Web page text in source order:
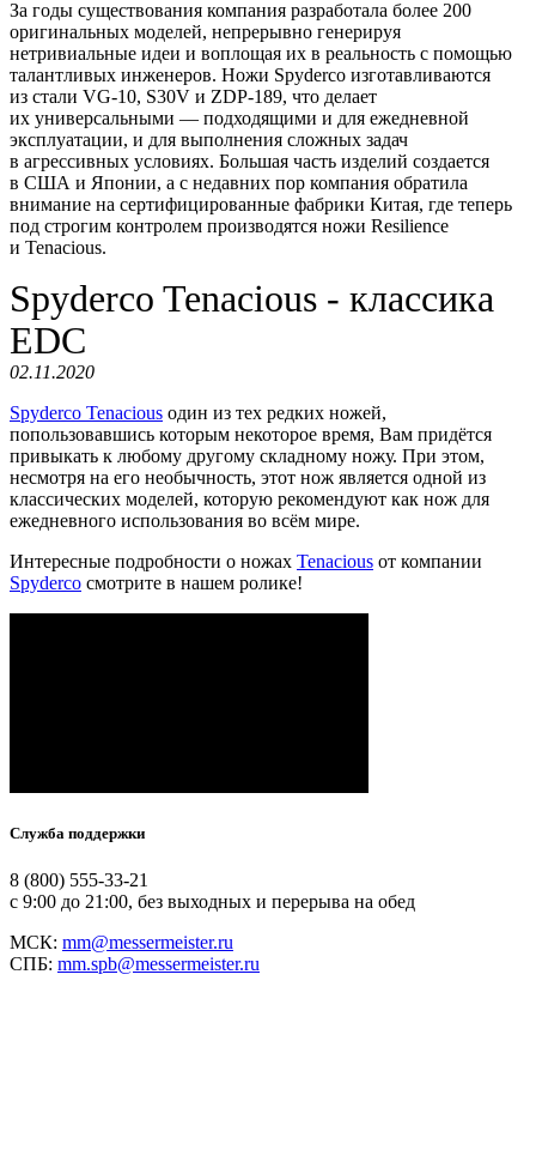
За годы существования компания разработала более 200
оригинальных моделей, непрерывно генерируя
нетривиальные идеи и воплощая их в реальность с помощью
талантливых инженеров. Ножи Spyderco изготавливаются
из стали VG-10, S30V и ZDP-189, что делает
их универсальными — подходящими и для ежедневной
эксплуатации, и для выполнения сложных задач
в агрессивных условиях. Большая часть изделий создается
в США и Японии, а с недавних пор компания обратила
внимание на сертифицированные фабрики Китая, где теперь
под строгим контролем производятся ножи Resilience
и Tenacious.
Spyderco Tenacious - классика
EDC
02.11.2020
Spyderco Tenacious один из тех редких ножей,
попользовавшись которым некоторое время, Вам придётся
привыкать к любому другому складному ножу. При этом,
несмотря на его необычность, этот нож является одной из
классических моделей, которую рекомендуют как нож для
ежедневного использования во всём мире.
Интересные подробности о ножах Tenacious от компании
Spyderco смотрите в нашем ролике!
Служба поддержки
8 (800) 555-33-21
с 9:00 до 21:00, без выходных и перерыва на обед
МСК: mm@messermeister.ru
СПБ: mm.spb@messermeister.ru